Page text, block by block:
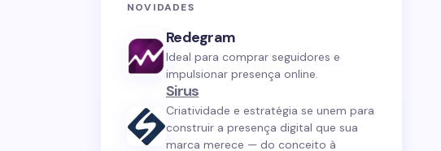
NOVIDADES
Redegram
Ideal para comprar seguidores e
impulsionar presença online.
Sirus
Criatividade e estratégia se unem para
construir a presença digital que sua
marca merece — do conceito à